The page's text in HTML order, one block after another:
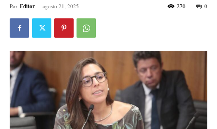
Por Editor - agosto 21, 2025 0
270